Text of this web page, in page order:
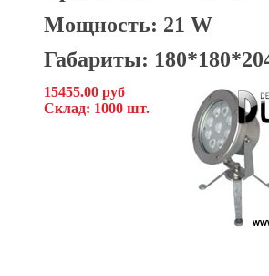
Мощность: 21 W
Габариты:
15455.00 руб
Склад: 1000 шт.